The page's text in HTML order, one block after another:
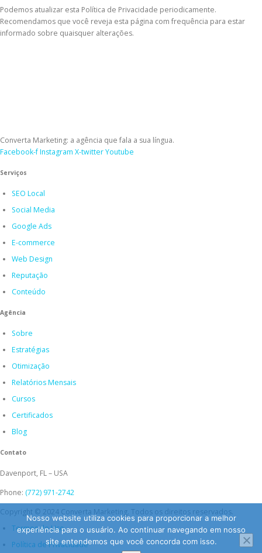
Podemos atualizar esta Política de Privacidade periodicamente.
Recomendamos que você reveja esta página com frequência para estar
informado sobre quaisquer alterações.
Converta Marketing: a agência que fala a sua língua.
Facebook-fInstagram X-twitterYoutube
Serviços
SEO Local
Social Media
Google Ads
E-commerce
Web Design
Reputação
Conteúdo
Agência
Sobre
Estratégias
Otimização
Relatórios Mensais
Cursos
Certificados
Blog
Contato
Davenport, FL – USA
Phone: (772) 971-2742
Copyright © 2024 Converta Marketing. Todos os direitos reservados.
Termos de Uso
Política de Privacidade
Nosso website utiliza cookies para proporcionar a melhor
experiência para o usuário. Ao continuar navegando em nosso
site entendemos que você concorda com isso.